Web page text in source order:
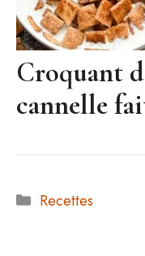
Croquant
cannelle
Catégories
Recettes